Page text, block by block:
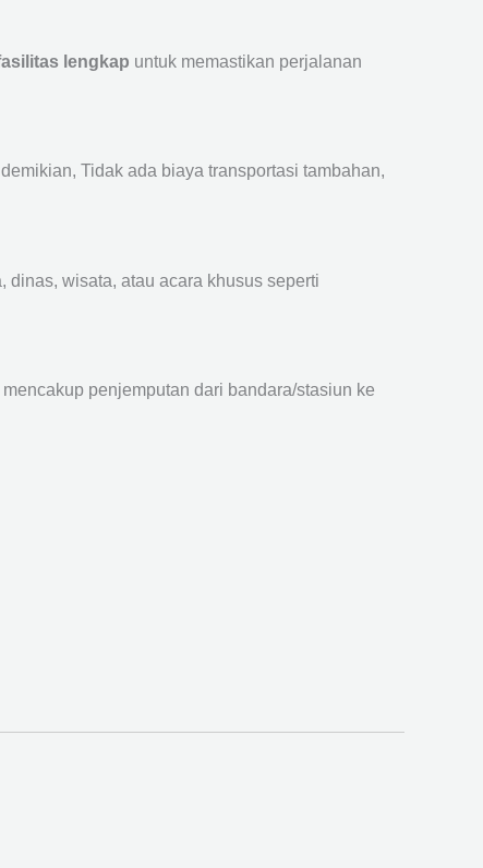
lengkap untuk memastikan perjalanan
Tidak ada biaya transportasi tambahan,
wisata, atau acara khusus seperti
penjemputan dari bandara/stasiun ke